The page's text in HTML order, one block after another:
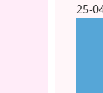
25-